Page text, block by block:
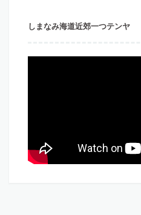
しまなみ海道近郊一つテンヤ